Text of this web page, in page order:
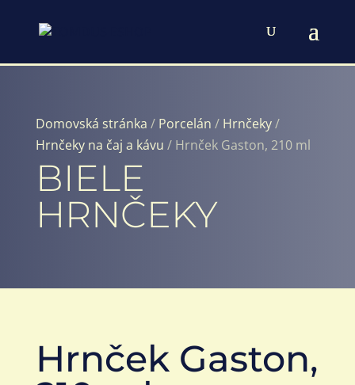
Domovská stránka / Porcelán / Hrnčeky/
Hrnčeky na čaj a kávu / Hrnček Gaston, 210 ml
BIELE
HRNČEKY
Hrnček Gaston,